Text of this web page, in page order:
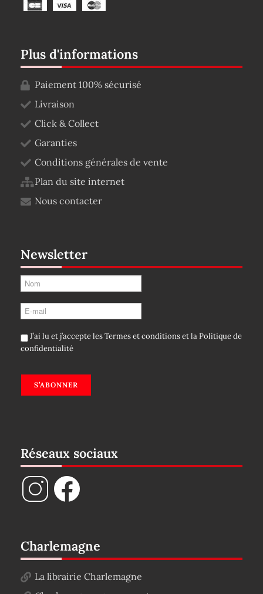
Plus d'informations
Paiement 100% sécurisé
Livraison
Click & Collect
Garanties
Conditions générales de vente
Plan du site internet
Nous contacter
Newsletter
J’ai lu et j’accepte lesTermes et conditionset laPolitique de
confidentialité
S’ABONNER
Réseaux sociaux
Charlemagne
La librairie Charlemagne